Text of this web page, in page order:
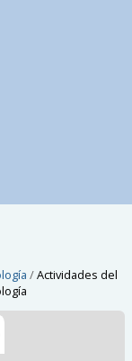
/Actividades del